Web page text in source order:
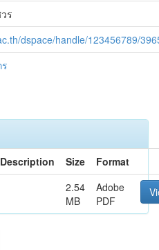
ร
dspace/handle/123456789/
Description Size
Format
2.54
MB
Adobe
PDF